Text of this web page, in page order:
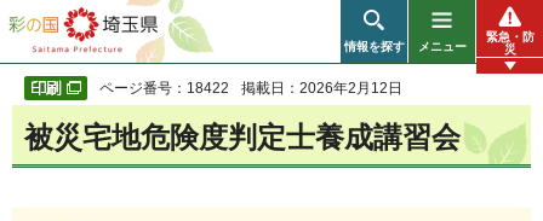
彩の国 埼玉県
情報を探す メニュー
緊急・防
災
ページ番号：18422 掲載日：2026年2月12日
被災宅地危険度判定士養成講習会